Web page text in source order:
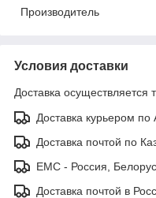
Производитель
Условия доставки
Доставка осуществляется
Доставка курьером по
Доставка почтой по
ЕМС - Россия,
Доставка почтой в